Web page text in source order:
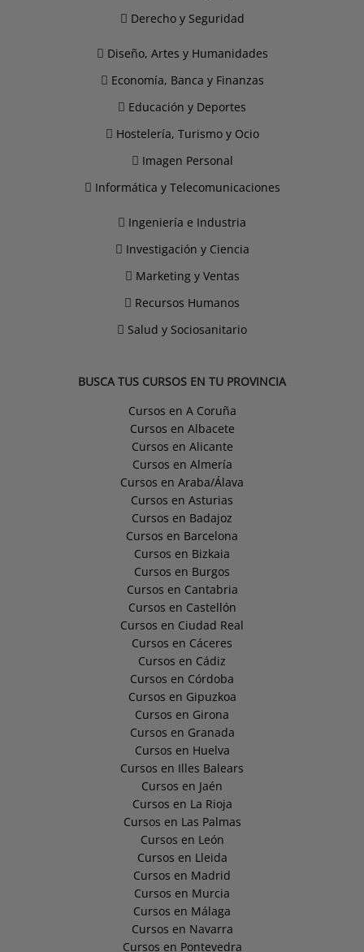
Derecho y Seguridad
Diseño, Artes y Humanidades
Economía, Banca y Finanzas
Educación y Deportes
Hostelería, Turismo y Ocio
Imagen Personal
Informática y Telecomunicaciones
Ingeniería e Industria
Investigación y Ciencia
Marketing y Ventas
Recursos Humanos
Salud y Sociosanitario
BUSCA TUS CURSOS EN TU PROVINCIA
Cursos en A Coruña
Cursos en Albacete
Cursos en Alicante
Cursos en Almería
Cursos en Araba/Álava
Cursos en Asturias
Cursos en Badajoz
Cursos en Barcelona
Cursos en Bizkaia
Cursos en Burgos
Cursos en Cantabria
Cursos en Castellón
Cursos en Ciudad Real
Cursos en Cáceres
Cursos en Cádiz
Cursos en Córdoba
Cursos en Gipuzkoa
Cursos en Girona
Cursos en Granada
Cursos en Huelva
Cursos en Illes Balears
Cursos en Jaén
Cursos en La Rioja
Cursos en Las Palmas
Cursos en León
Cursos en Lleida
Cursos en Madrid
Cursos en Murcia
Cursos en Málaga
Cursos en Navarra
Cursos en Pontevedra